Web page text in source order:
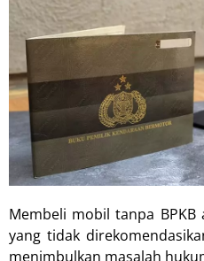
Membeli mobil tanpa BPKB
yang tidak
menimbulkan masalah